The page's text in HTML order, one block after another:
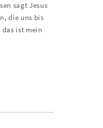
sagt Jesus
die uns bis
das ist mein